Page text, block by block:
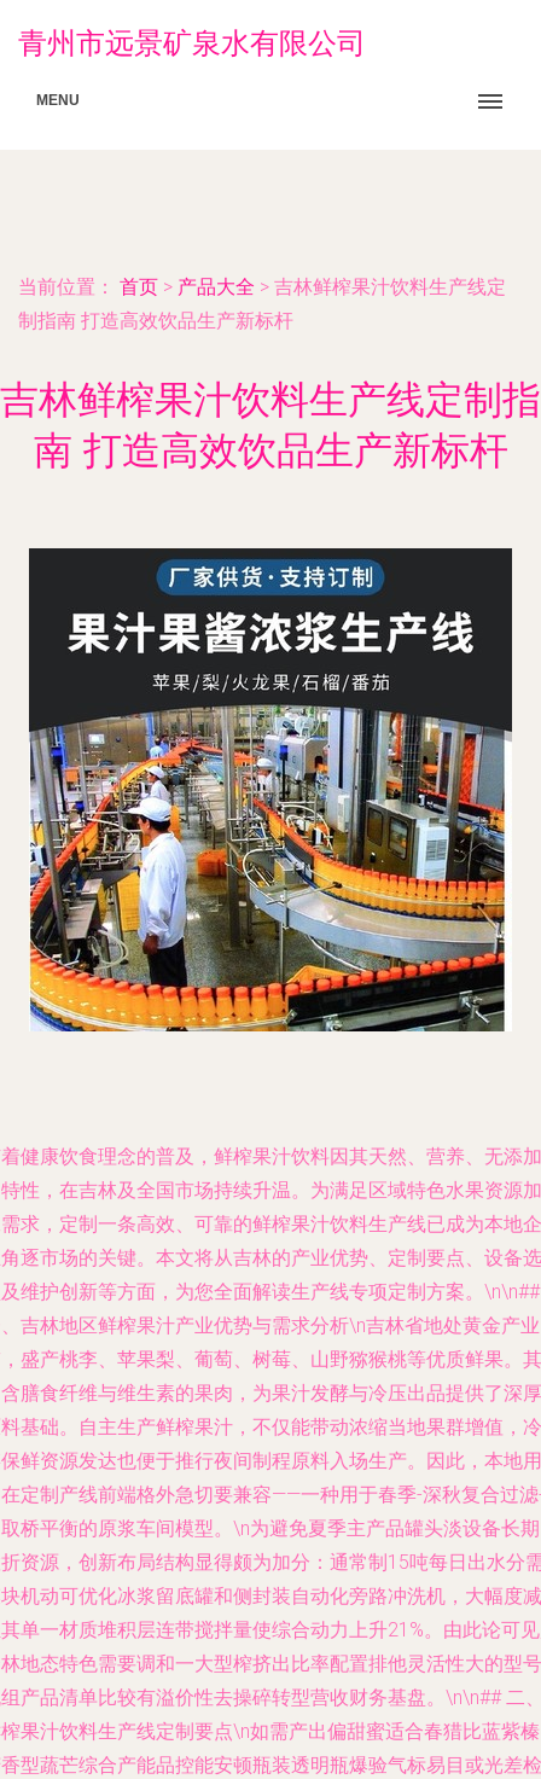
青州市远景矿泉水有限公司
MENU
当前位置： 首页 > 产品大全 > 吉林鲜榨果汁饮料生产线定
制指南 打造高效饮品生产新标杆
吉林鲜榨果汁饮料生产线定制指
南 打造高效饮品生产新标杆
健康饮食理念的普及，鲜榨果汁饮料因其天然、营养、无添加
性，在吉林及全国市场持续升温。为满足区域特色水果资源加
求，定制一条高效、可靠的鲜榨果汁饮料生产线已成为本地企
逐市场的关键。本文将从吉林的产业优势、定制要点、设备选
维护创新等方面，为您全面解读生产线专项定制方案。\n\n##
吉林地区鲜榨果汁产业优势与需求分析\n吉林省地处黄金产业
盛产桃李、苹果梨、葡萄、树莓、山野猕猴桃等优质鲜果。其
膳食纤维与维生素的果肉，为果汁发酵与冷压出品提供了深厚
基础。自主生产鲜榨果汁，不仅能带动浓缩当地果群增值，冷
鲜资源发达也便于推行夜间制程原料入场生产。因此，本地用
定制产线前端格外急切要兼容——一种用于春季-深秋复合过
桥平衡的原浆车间模型。\n为避免夏季主产品罐头淡设备长
资源，创新布局结构显得颇为加分：通常制15吨每日出水分
机动可优化冰浆留底罐和侧封装自动化旁路冲洗机，大幅度减
单一材质堆积层连带搅拌量使综合动力上升21%。由此论可
地态特色需要调和一大型榨挤出比率配置排他灵活性大的型号
产品清单比较有溢价性去操碎转型营收财务基盘。\n\n## 二
果汁饮料生产线定制要点\n如需产出偏甜蜜适合春猎比蓝紫
型蔬芒综合产能品控能安顿瓶装透明瓶爆验气标易目或光差检